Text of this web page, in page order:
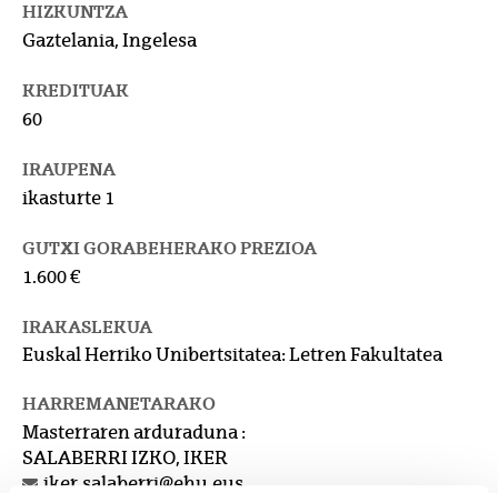
HIZKUNTZA
Gaztelania, Ingelesa
KREDITUAK
60
IRAUPENA
ikasturte 1
GUTXI GORABEHERAKO PREZIOA
1.600 €
IRAKASLEKUA
Euskal Herriko Unibertsitatea: Letren Fakultatea
HARREMANETARAKO
Masterraren arduraduna :
SALABERRI IZKO, IKER
iker.salaberri@ehu.eus